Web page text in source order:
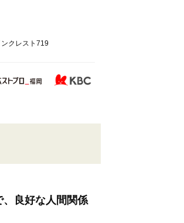
クレスト719
、良好な人間関係